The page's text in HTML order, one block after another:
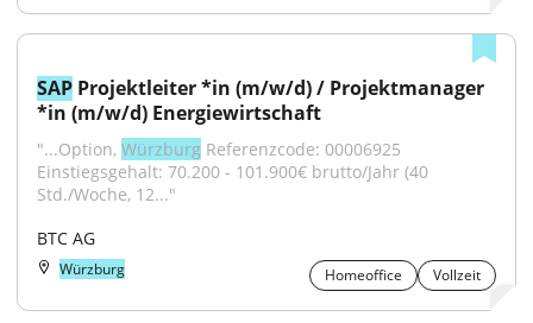
SAP Projektleiter *in (m/w/d) / Projektmanager
*in (m/w/d) Energiewirtschaft
"...Option, Würzburg Referenzcode: 00006925
Einstiegsgehalt: 70.200 - 101.900€ brutto/Jahr (40
Std./Woche, 12..."
BTC AG
Würzburg Homeoffice Vollzeit